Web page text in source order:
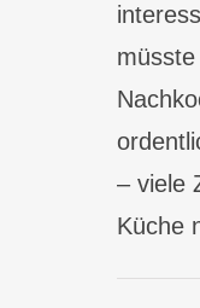
– viele
Küche